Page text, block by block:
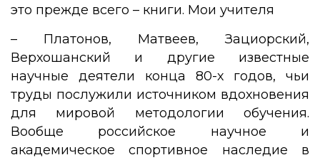
это прежде всего – книги. Мои учителя
– Платонов, Матвеев, Зациорский,
Верхошанский и другие известные
научные деятели конца 80-х годов, чьи
труды послужили источником вдохновения
для мировой методологии обучения.
Вообще российское научное и
академическое спортивное наследие в